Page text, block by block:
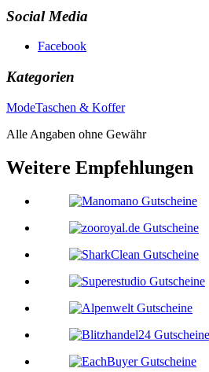
Social Media
Facebook
Kategorien
ModeTaschen & Koffer
Alle Angaben ohne Gewähr
Weitere Empfehlungen